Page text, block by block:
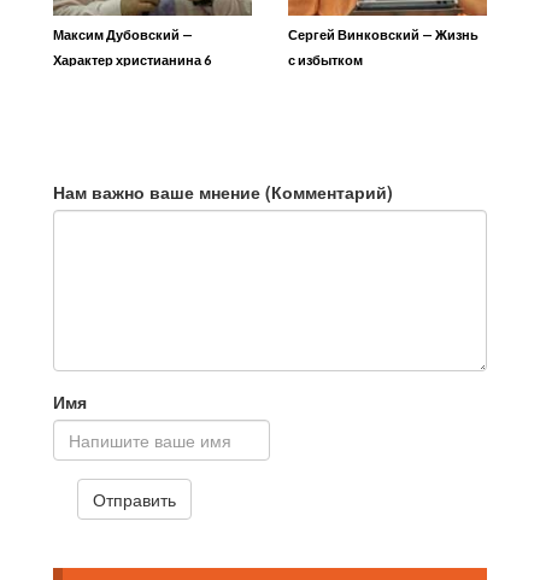
Максим Дубовский —
Характер христианина 6
Сергей Винковский — Жизнь
с избытком
Нам важно ваше мнение (Комментарий)
Имя